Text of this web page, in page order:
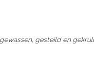
gesteild en